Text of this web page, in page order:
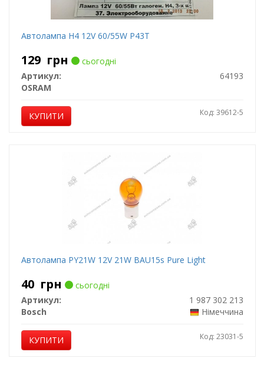
Автолампа H4 12V 60/55W P43T
129 грн
сьогодні
Артикул:
64193
OSRAM
КУПИТИ Код: 39612-5
Автолампа PY21W 12V 21W BAU15s Pure Light
40 грн
сьогодні
Артикул:
1 987 302 213
Bosch
Німеччина
КУПИТИ Код: 23031-5